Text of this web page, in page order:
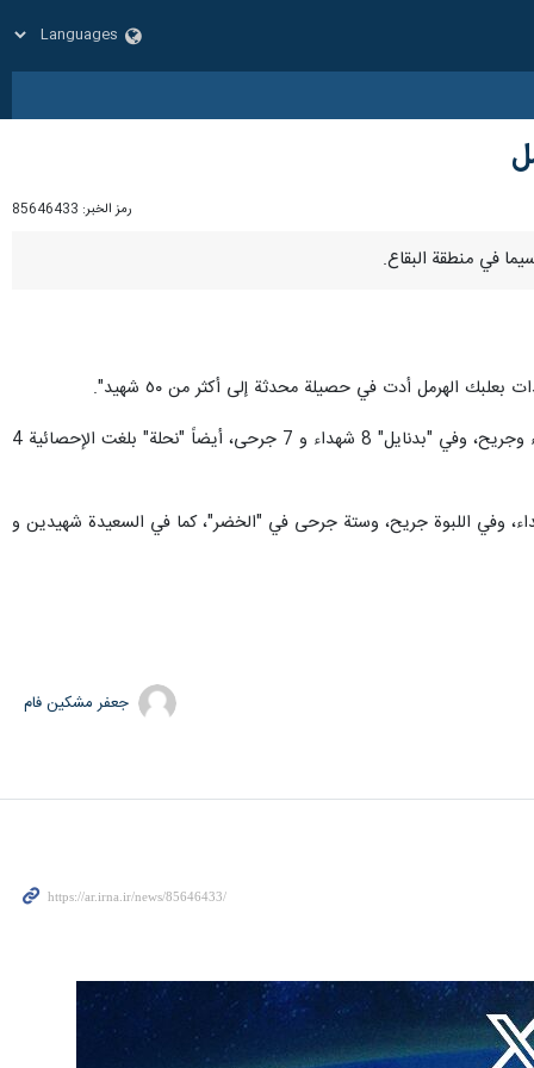
رمز الخبر: 85646433
الهرمل أدت في حصيلة محدثة إلى أكثر من ٥٠ شهيد".
وتوزعت الإصابات: في بلدة "أمهز" 12 شهيدا و 7 جرحى، وفي "حربتا"، 6 شهداء و 4 جرحى، وسجّلت "يونين" 9 شهداء وجريح، وفي "بدنايل" 8 شهداء و 7 جرحى، أيضاً "نحلة" بلغت الإحصائية 4
شهيدين في "الشراونة"، وفي "طاريا" شهيد و 7 جرحى، وفي "العلاق" 4 شهداء وجريحان، و"ايعات" 4 شهداء، وفي اللبوة جريح، وستة جرحى في "الخضر"، كما في السعيدة شهيدين و
جعفر مشکین فام